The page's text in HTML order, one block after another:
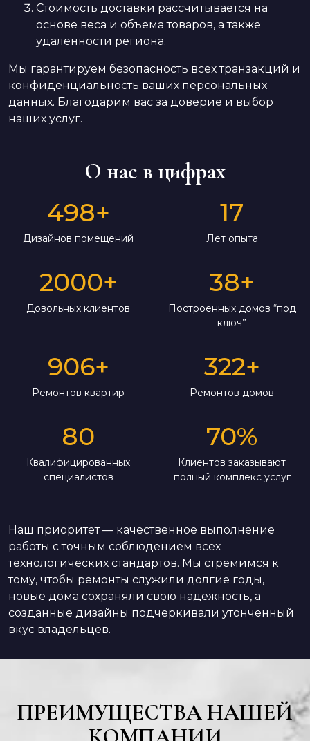
Стоимость доставки рассчитывается на
основе веса и объема товаров, а также
удаленности региона.
Мы гарантируем безопасность всех транзакций и
конфиденциальность ваших персональных
данных. Благодарим вас за доверие и выбор
наших услуг.
О нас в цифрах
498+
Дизайнов помещений
17
Лет опыта
2000+
Довольных клиентов
38+
Построенных домов “под
ключ”
906+
Ремонтов квартир
322+
Ремонтов домов
80
Квалифицированных
специалистов
70%
Клиентов заказывают
полный комплекс услуг
Наш приоритет — качественное выполнение
работы с точным соблюдением всех
технологических стандартов. Мы стремимся к
тому, чтобы ремонты служили долгие годы,
новые дома сохраняли свою надежность, а
созданные дизайны подчеркивали утонченный
вкус владельцев.
ПРЕИМУЩЕСТВА НАШЕЙ